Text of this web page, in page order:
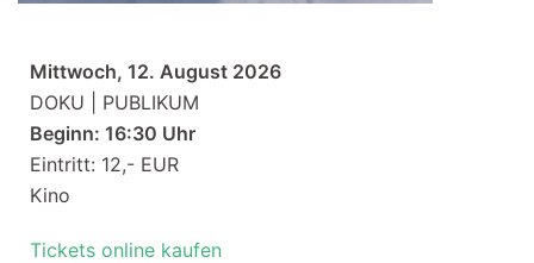
Mittwoch, 12. August 2026
DOKU | PUBLIKUM
Beginn: 16:30 Uhr
Eintritt: 12,- EUR
Kino
Tickets online kaufen